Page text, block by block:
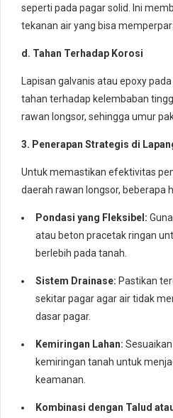
seperti pada pagar solid. Ini
tekanan air yang bisa
d. Tahan Terhadap Korosi
Lapisan galvanis atau epoxy
tahan terhadap kelembaban
rawan longsor, sehingga umur
3. Penerapan Strategis di
Untuk memastikan efektivitas
daerah rawan longsor, beberapa
Pondasi yang Fleksibel:
atau beton pracetak ringan
berlebih pada tanah.
Sistem Drainase: Pastikan
sekitar pagar agar air tidak
dasar pagar.
Kemiringan Lahan:
kemiringan tanah untuk
keamanan.
Kombinasi dengan Talud